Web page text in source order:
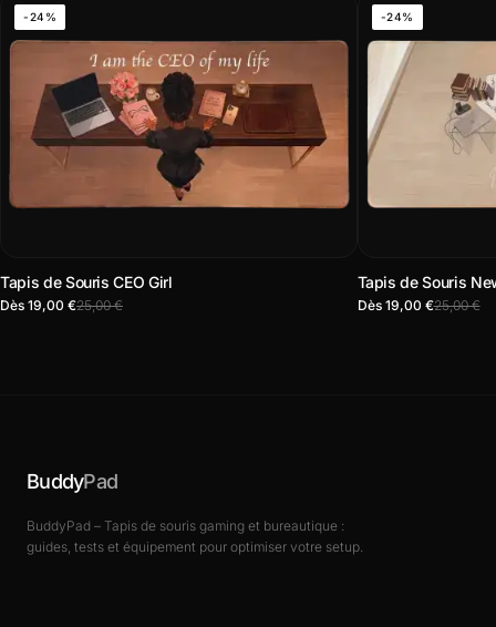
-24%
Tapis de Souris CEO Girl
Dès 19,00 €25,00 €
-24%
Tapis de Souris
Dès 19,00 €25,00 €
BuddyPad
BuddyPad – Tapis de souris gaming et bureautique :
guides, tests et équipement pour optimiser votre setup.